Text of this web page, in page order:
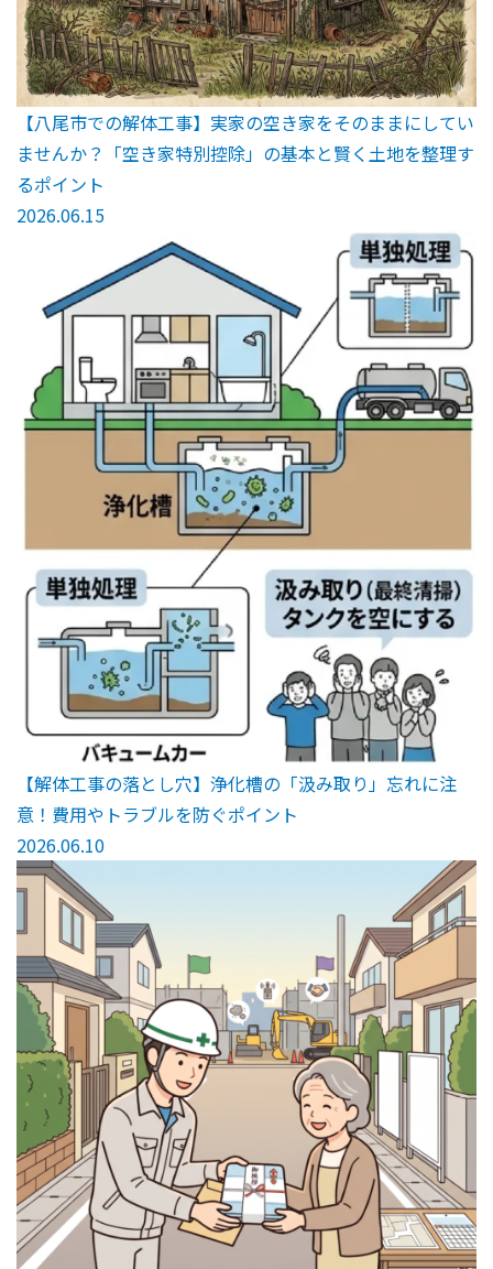
【八尾市での解体工事】実家の空き家をそのままにしてい
ませんか？「空き家特別控除」の基本と賢く土地を整理す
るポイント
2026.06.15
【解体工事の落とし穴】浄化槽の「汲み取り」忘れに注
意！費用やトラブルを防ぐポイント
2026.06.10